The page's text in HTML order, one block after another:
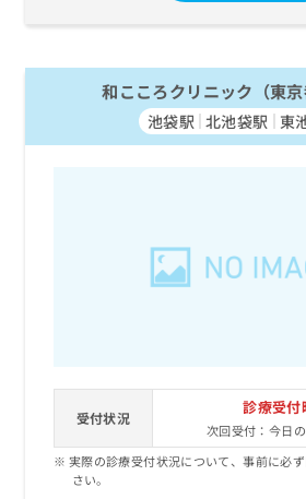
和こころクリニック（東京
池袋駅 北池袋駅 東
受付状況
診療受付
次回受付：今日
実際の診療受付状況について、事前に必
さい。